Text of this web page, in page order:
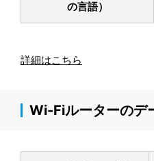
の言語）
詳細はこちら
Wi-Fiルーターのデ